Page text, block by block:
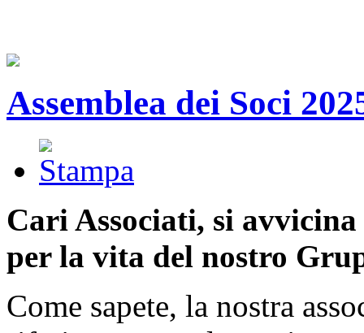
Assemblea dei Soci
Cari Associati, si
per la vita del nostro
Come sapete, la nostra